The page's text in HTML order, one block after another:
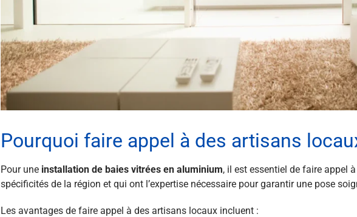
Pourquoi faire appel à des artisans
Pour une installation de baies vitrées en aluminium, il est essentiel de faire appel
spécificités de la région et qui ont l’expertise nécessaire pour garantir une pose
Les avantages de faire appel à des artisans locaux incluent :